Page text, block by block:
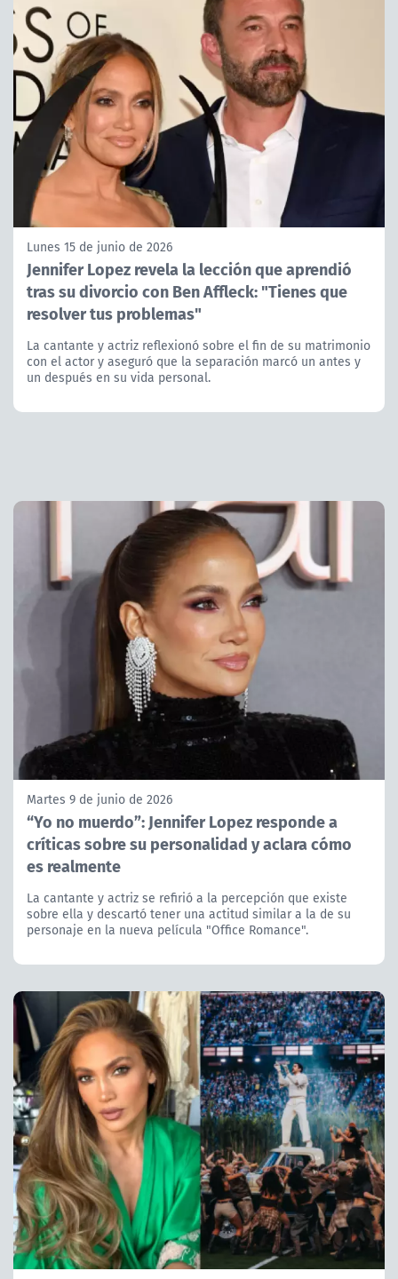
Lunes 15 de junio de 2026
Jennifer Lopez revela la lección que aprendió
tras su divorcio con Ben Affleck: "Tienes que
resolver tus problemas"
La cantante y actriz reflexionó sobre el fin de su matrimonio
con el actor y aseguró que la separación marcó un antes y
un después en su vida personal.
Martes 9 de junio de 2026
“Yo no muerdo”: Jennifer Lopez responde a
críticas sobre su personalidad y aclara cómo
es realmente
La cantante y actriz se refirió a la percepción que existe
sobre ella y descartó tener una actitud similar a la de su
personaje en la nueva película "Office Romance".